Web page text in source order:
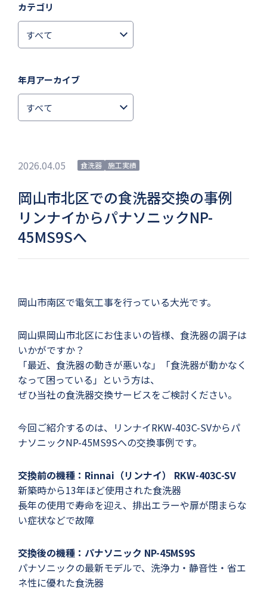
カテゴリ
年月アーカイブ
2026.04.05 食洗器 施工実績
岡山市北区での食洗器交換の事例
リンナイからパナソニックNP-
45MS9Sへ
岡山市南区で電気工事を行っている大光です。
岡山県岡山市北区にお住まいの皆様、食洗器の調子は
いかがですか？
「最近、食洗器の動きが悪いな」「食洗器が動かなく
なって困っている」という方は、
ぜひ当社の食洗器交換サービスをご検討ください。
今回ご紹介するのは、リンナイRKW-403C-SVからパ
ナソニックNP-45MS9Sへの交換事例です。
交換前の機種：Rinnai（リンナイ） RKW-403C-SV
新築時から13年ほど使用された食洗器
長年の使用で寿命を迎え、排出エラーや扉が閉まらな
い症状などで故障
交換後の機種：パナソニック NP-45MS9S
パナソニックの最新モデルで、洗浄力・静音性・省エ
ネ性に優れた食洗器